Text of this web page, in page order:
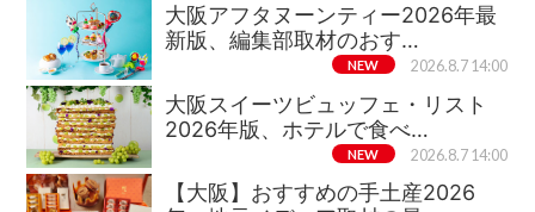
大阪アフタヌーンティー2026年最
新版、編集部取材のおす…
NEW 2026.8.7 14:00
大阪スイーツビュッフェ・リスト
2026年版、ホテルで食べ…
NEW 2026.8.7 14:00
【大阪】おすすめの手土産2026